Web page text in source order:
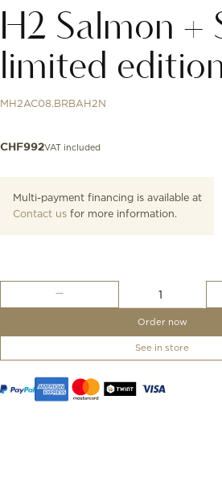
H2 Salmon +
limited
MH2AC08.BRBAH2N
CHF992VAT included
Multi-payment financing is available at
Contact usfor more information.
limited
quantity
Order now
See in store